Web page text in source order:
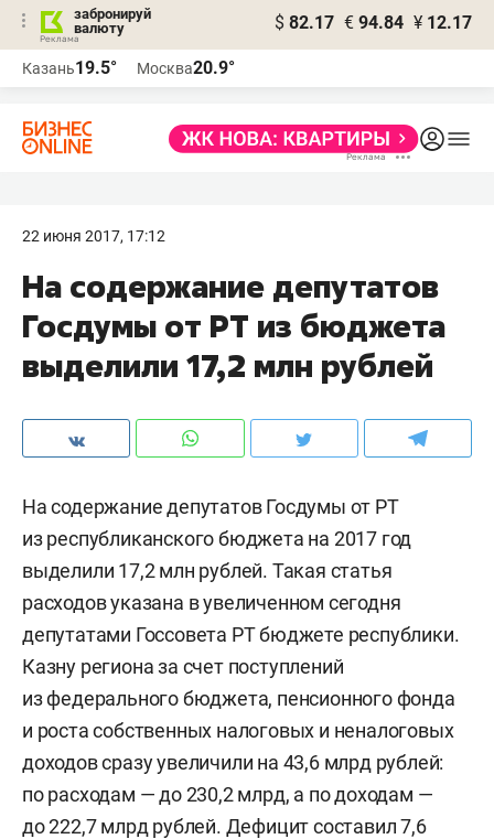
забронируй
валюту
$ 82.17 € 94.84 ¥ 12.17
Казань19.5° Москва20.9°
22 июня 2017, 17:12
На содержание депутатов
Госдумы от РТ из бюджета
выделили 17,2 млн рублей
На содержание депутатов Госдумы от РТ
из республиканского бюджета на 2017 год
выделили 17,2 млн рублей. Такая статья
расходов указана в увеличенном сегодня
депутатами Госсовета РТ бюджете республики.
Казну региона за счет поступлений
из федерального бюджета, пенсионного фонда
и роста собственных налоговых и неналоговых
доходов сразу увеличили на 43,6 млрд рублей:
по расходам — до 230,2 млрд, а по доходам —
до 222,7 млрд рублей. Дефицит составил 7,6